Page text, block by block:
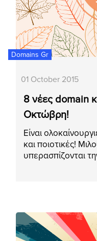
Domains Gr
01 October 2015
8 νέες domain
Οκτώβρη!
Είναι
και ποιοτικές!
υπερασπίζονται